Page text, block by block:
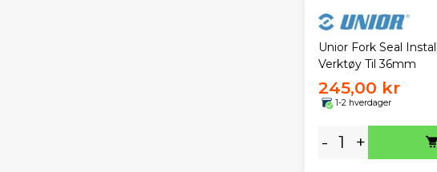
Unior Fork Seal
Verktøy Til 36mm
245,00 kr
1-2 hverdager
- +